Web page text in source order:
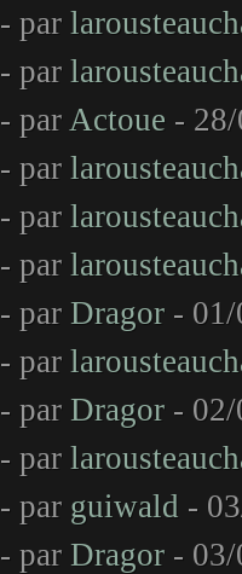
- par
- par
- par Actoue -
- par
- par
- par
- par Dragor -
- par
- par Dragor -
- par
- par guiwald -
- par Dragor -